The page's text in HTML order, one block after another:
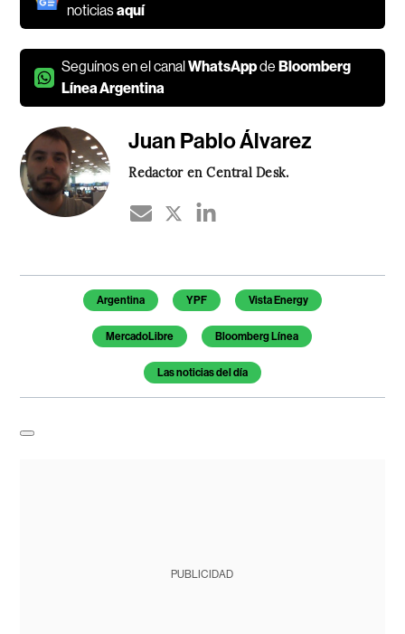
noticiasaquí
Seguínos en el canalWhatsAppdeBloomberg
Línea Argentina
Juan Pablo Álvarez
Redactor en Central Desk.
Temas de este artículo
Argentina YPF Vista Energy
MercadoLibre Bloomberg Línea
Las noticias del día
PUBLICIDAD